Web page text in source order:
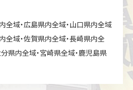
全域・広島県内全域・山口県内全域
全域・佐賀県内全域・長崎県内全
県内全域・宮崎県全域・鹿児島県